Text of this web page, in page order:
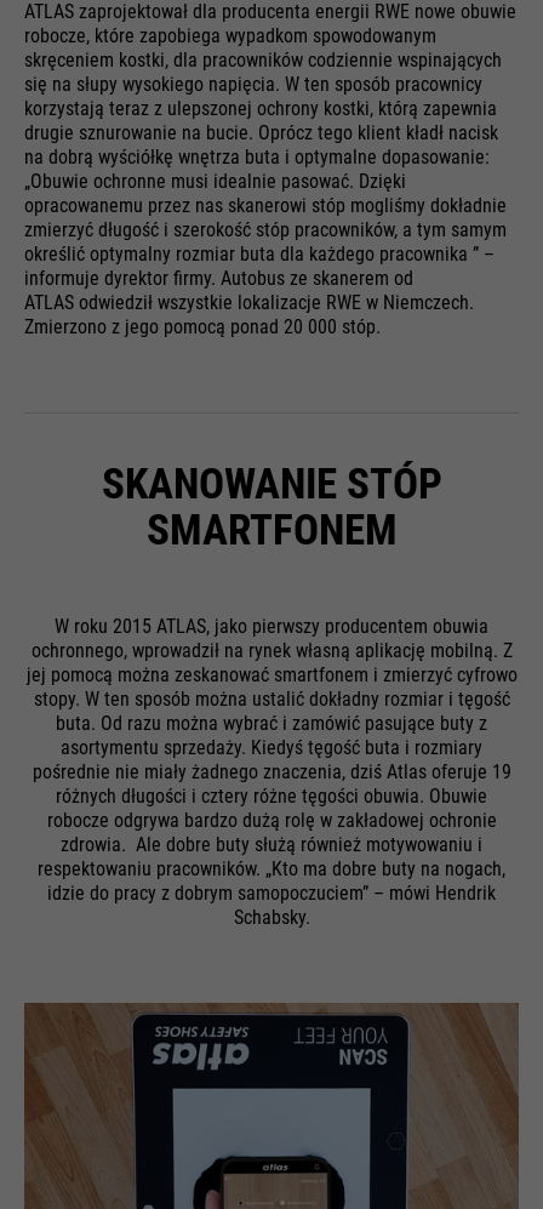
ATLAS zaprojektował dla producenta energii RWE nowe obuwie
robocze, które zapobiega wypadkom spowodowanym
skręceniem kostki, dla pracowników codziennie wspinających
się na słupy wysokiego napięcia. W ten sposób pracownicy
korzystają teraz z ulepszonej ochrony kostki, którą zapewnia
drugie sznurowanie na bucie. Oprócz tego klient kładł nacisk
na dobrą wyściółkę wnętrza buta i optymalne dopasowanie:
„Obuwie ochronne musi idealnie pasować. Dzięki
opracowanemu przez nas skanerowi stóp mogliśmy dokładnie
zmierzyć długość i szerokość stóp pracowników, a tym samym
określić optymalny rozmiar buta dla każdego pracownika ” –
informuje dyrektor firmy. Autobus ze skanerem od
ATLAS odwiedził wszystkie lokalizacje RWE w Niemczech.
Zmierzono z jego pomocą ponad 20 000 stóp.
SKANOWANIE STÓP
SMARTFONEM
W roku 2015 ATLAS, jako pierwszy producentem obuwia
ochronnego, wprowadził na rynek własną aplikację mobilną. Z
jej pomocą można zeskanować smartfonem i zmierzyć cyfrowo
stopy. W ten sposób można ustalić dokładny rozmiar i tęgość
buta. Od razu można wybrać i zamówić pasujące buty z
asortymentu sprzedaży. Kiedyś tęgość buta i rozmiary
pośrednie nie miały żadnego znaczenia, dziś Atlas oferuje 19
różnych długości i cztery różne tęgości obuwia. Obuwie
robocze odgrywa bardzo dużą rolę w zakładowej ochronie
zdrowia. Ale dobre buty służą również motywowaniu i
respektowaniu pracowników. „Kto ma dobre buty na nogach,
idzie do pracy z dobrym samopoczuciem” – mówi Hendrik
Schabsky.